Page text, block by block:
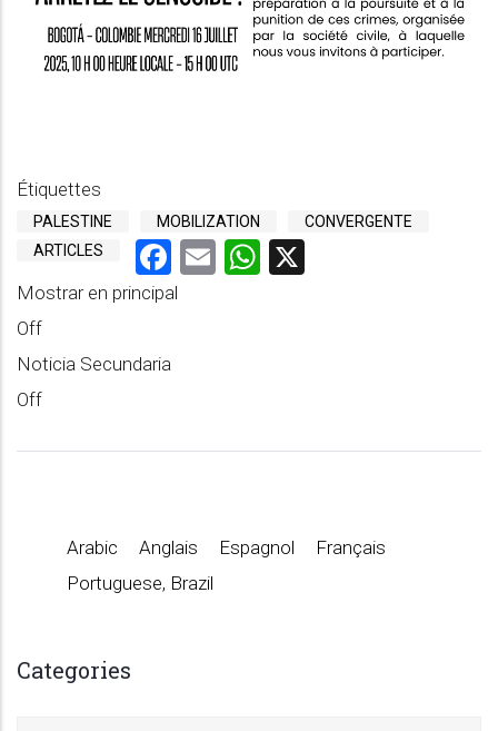
Étiquettes
PALESTINE MOBILIZATION
CONVERGENTE
ARTICLES
Facebook
EmailWhatsApp
Mostrar en principal
Off
Noticia Secundaria
Off
Arabic Anglais Espagnol
Français
Portuguese, Brazil
Categories